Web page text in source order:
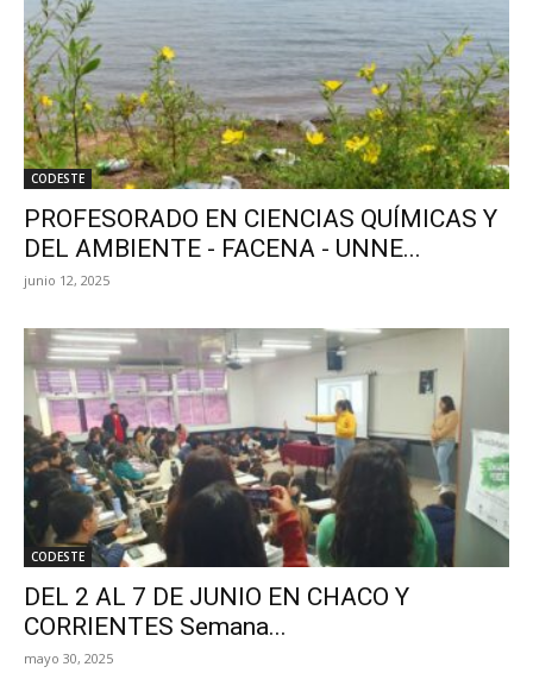
CODESTE
PROFESORADO EN CIENCIAS QUÍMICAS Y
DEL AMBIENTE - FACENA - UNNE...
junio 12, 2025
CODESTE
DEL 2 AL 7 DE JUNIO EN CHACO Y
CORRIENTES Semana...
mayo 30, 2025